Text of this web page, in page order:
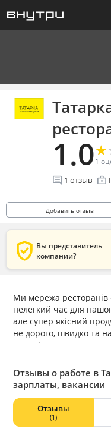
1.0★
★
1
comment 1 отзыв enterprise
Добавить отзыв
verified_user Вы представитель
компании?
Ми мережа ресторанів
нелегкий час для
але супер якісний
не дорого, швидко та
голод і згадати своє
— це Головні люди в
щоб вони були
швидкістю, які ми їм
відповідаємо на їхні
завдяки їхнім
ідеальні, і бувають
замінити продукт,
Отзывы о работе в
зарплаты, вакансии
Отзывы
(1)